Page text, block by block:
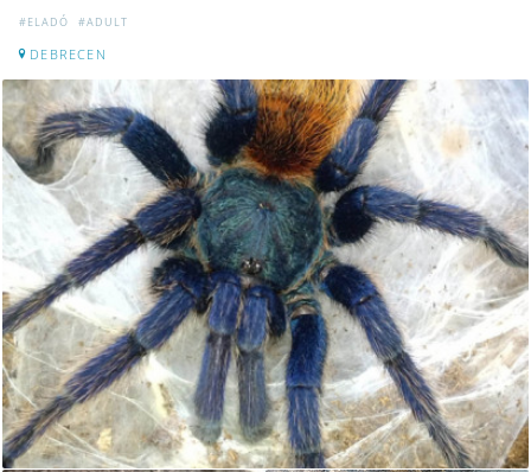
#ELADÓ #ADULT
DEBRECEN